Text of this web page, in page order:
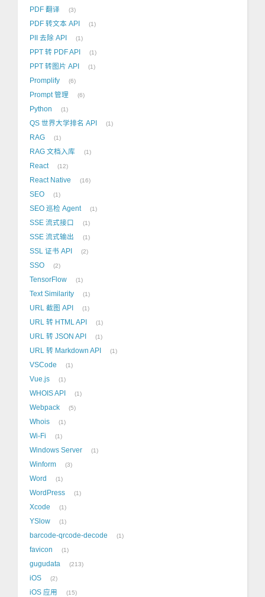
PDF 翻译 3
PDF 转文本 API 1
PII 去除 API 1
PPT 转 PDF API 1
PPT 转图片 API 1
Promplify 6
Prompt 管理 6
Python 1
QS 世界大学排名 API 1
RAG 1
RAG 文档入库 1
React 12
React Native 16
SEO 1
SEO 巡检 Agent 1
SSE 流式接口 1
SSE 流式输出 1
SSL 证书 API 2
SSO 2
TensorFlow 1
Text Similarity 1
URL 截图 API 1
URL 转 HTML API 1
URL 转 JSON API 1
URL 转 Markdown API 1
VSCode 1
Vue.js 1
WHOIS API 1
Webpack 5
Whois 1
Wi-Fi 1
Windows Server 1
Winform 3
Word 1
WordPress 1
Xcode 1
YSlow 1
barcode-qrcode-decode 1
favicon 1
gugudata 213
iOS 2
iOS 应用 15